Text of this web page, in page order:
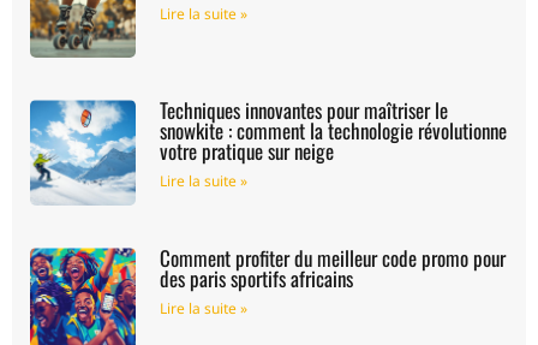
Lire la suite »
Techniques innovantes pour maîtriser le
snowkite : comment la technologie révolutionne
votre pratique sur neige
Lire la suite »
Comment profiter du meilleur code promo pour
des paris sportifs africains
Lire la suite »